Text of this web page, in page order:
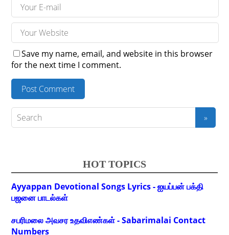
Save my name, email, and website in this browser
for the next time I comment.
HOT TOPICS
Ayyappan Devotional Songs Lyrics - ஐயப்பன் பக்தி
பஜனை பாடல்கள்
சபரிமலை அவசர உதவிஎண்கள் - Sabarimalai Contact
Numbers